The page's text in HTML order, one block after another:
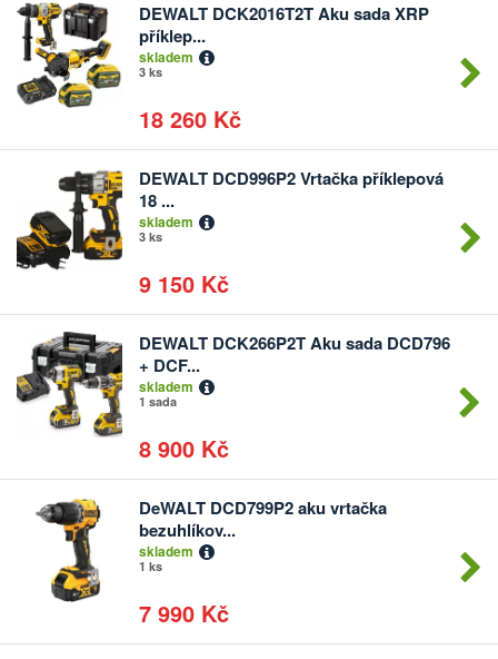
DEWALT DCK2016T2T Aku sada XRP
příklep...
skladem
3 ks
18 260 Kč
Počet
DEWALT DCD996P2 Vrtačka příklepová
18 ...
skladem
3 ks
9 150 Kč
Počet
DEWALT DCK266P2T Aku sada DCD796
+ DCF...
skladem
1 sada
8 900 Kč
Počet
DeWALT DCD799P2 aku vrtačka
bezuhlíkov...
skladem
1 ks
7 990 Kč
Počet
kusů